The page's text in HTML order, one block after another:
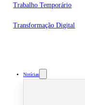
Trabalho Temporário
Transformação Digital
Notícias